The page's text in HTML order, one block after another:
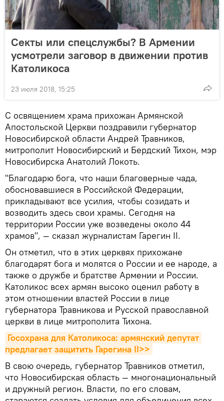
Секты или спецслужбы? В Армении
усмотрели заговор в движении против
Католикоса
23 июля 2018, 15:25
С освящением храма прихожан Армянской
Апостольской Церкви поздравили губернатор
Новосибирской области Андрей Травников,
митрополит Новосибирский и Бердский Тихон, мэр
Новосибирска Анатолий Локоть.
"Благодарю бога, что наши благоверные чада,
обосновавшиеся в Российской Федерации,
прикладывают все усилия, чтобы созидать и
возводить здесь свои храмы. Сегодня на
территории России уже возведены около 44
храмов", — сказал журналистам Гарегин II.
Он отметил, что в этих церквях прихожане
благодарят бога и молятся о России и ее народе, а
также о дружбе и братстве Армении и России.
Католикос всех армян высоко оценил работу в
этом отношении властей России в лице
губернатора Травникова и Русской православной
церкви в лице митрополита Тихона.
Госохрана для Католикоса: армянский депутат
предлагает защитить Гарегина II>>
В свою очередь, губернатор Травников отметил,
что Новосибирская область — многонациональный
и дружный регион. Власти, по его словам,